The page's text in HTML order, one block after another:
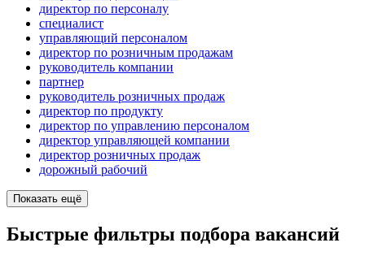
директор по персоналу
специалист
управляющий персоналом
директор по розничным продажам
руководитель компании
партнер
руководитель розничных продаж
директор по продукту
директор по управлению персоналом
директор управляющей компании
директор розничных продаж
дорожный рабочий
Показать ещё
Быстрые фильтры подбора вакансий